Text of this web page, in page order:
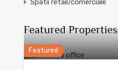
Spatii retail/comerciale
Featured Properties
Featured